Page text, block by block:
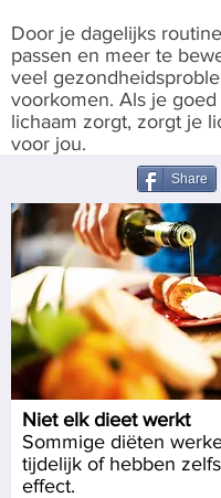
Door je dagelijks
passen en meer te
veel
voorkomen. Als je
lichaam zorgt, zorgt je
voor jou.
Share
Niet elk dieet werkt
Sommige diëten
tijdelijk of hebben
effect.